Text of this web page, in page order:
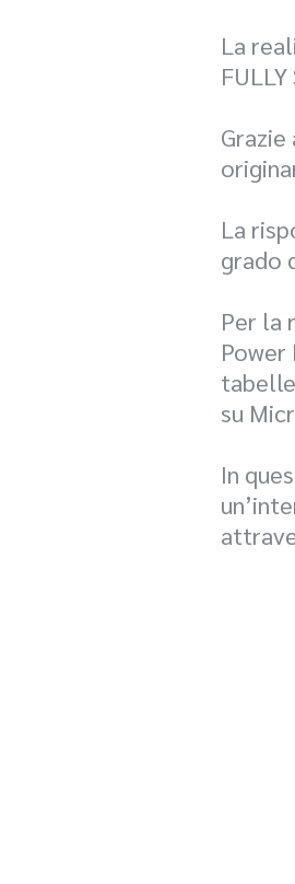
La
FULLY
La
grado
Per la
su
In